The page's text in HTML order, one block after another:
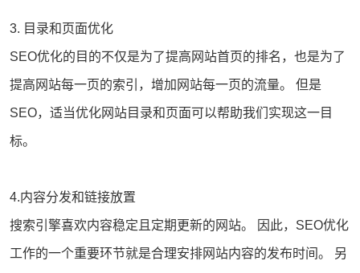
3. 目录和页面优化
SEO优化的目的不仅是为了提高 网站首页的排名，也是为了
提高网站每一页的索引，增加网站每一页的流量。 但是
SEO，适当优化网站目录和页面可以帮助我们实现这一目
标。
4.内容分发和链接放置
搜索引擎喜欢内容稳定且定期更新的网站。 因此，SEO优化
工作的一个重要环节就是合理安排网站内容的发布时间。 另